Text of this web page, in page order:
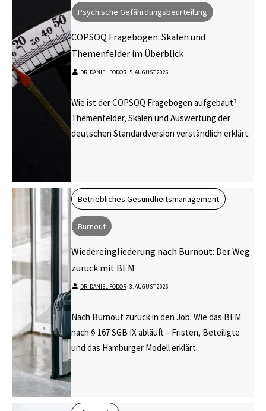
Psychische Gefährdungsbeurteilung
COPSOQ Fragebogen: Skalen und
Themenfelder im Überblick
DR. DANIEL FODOR⋅ 5. AUGUST 2026
Wie ist der COPSOQ Fragebogen aufgebaut?
Themenfelder, Skalen und Auswertung der
deutschen Standardversion verständlich erklärt.
Betriebliches Gesundheitsmanagement
Burnout
Wiedereingliederung nach Burnout: Der Weg
zurück mit BEM
DR. DANIEL FODOR⋅ 3. AUGUST 2026
Nach Burnout zurück in den Job: Wie das BEM
nach § 167 SGB IX abläuft – Fristen, Beteiligte
und das Hamburger Modell erklärt.